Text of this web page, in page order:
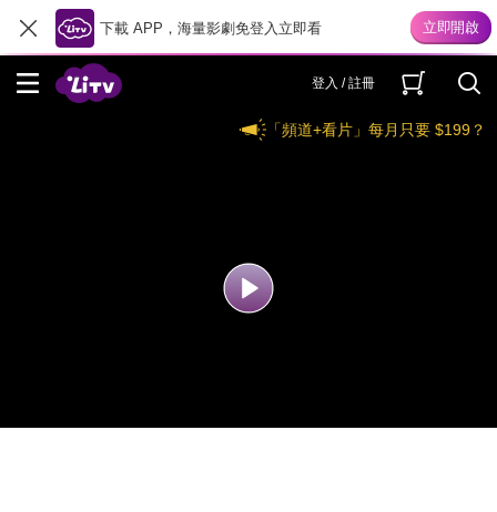
下載 APP，海量影劇免登入立即看
登入 / 註冊
「頻道+看片」每月只要 $199？